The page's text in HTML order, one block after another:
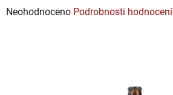
Průměrné
Neohodnoceno Podrobnosti hodnocení